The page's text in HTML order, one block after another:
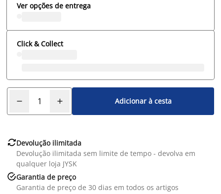
Ver opções de entrega
Click & Collect
Adicionar à cesta
Devolução ilimitada
Devolução ilimitada sem limite de tempo - devolva em
qualquer loja JYSK
Garantia de preço
Garantia de preço de 30 dias em todos os artigos